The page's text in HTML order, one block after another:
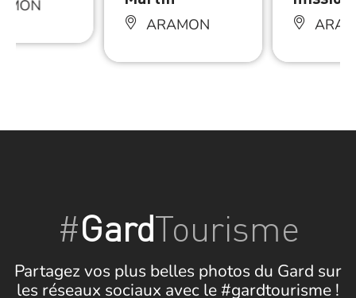
ARAMON
#GardTourisme
Partagez vos plus belles photos du Gard sur
les réseaux sociaux avec le #gardtourisme !